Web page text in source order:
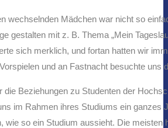
wechselnden Mädchen war nicht so
gestalten mit z. B. Thema „Mein
sich merklich, und fortan hatten wir
und an Fastnacht besuchte uns
die Beziehungen zu Studenten der
im Rahmen ihres Studiums ein
wie so ein Studium aussieht. Die